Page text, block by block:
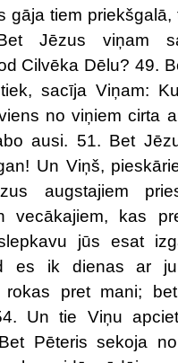
gāja tiem
Jēzus viņam
Cilvēka Dēlu? 49.
sacīja Viņam:
no viņiem cirta
ausi. 51. Bet
Un Viņš,
augstajiem
vecākajiem, kas
jūs esat
es ik dienas ar
rokas pret mani;
Un tie Viņu
Pēteris sekoja